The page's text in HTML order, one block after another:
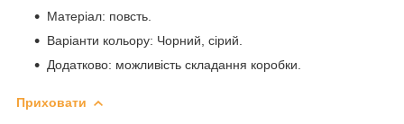
Матеріал: повсть.
Варіанти кольору: Чорний, сірий.
Додатково: можливість складання коробки.
Приховати